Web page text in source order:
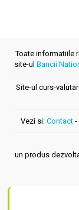
Toate informatiile
site-ul Bancii
Site-ul curs-
Vezi si: Contact -
un produs